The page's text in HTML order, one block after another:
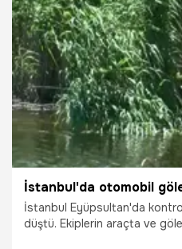
14.07.2026 Gündem
İstanbul Eyüpsultan'da
düştü. Ekiplerin araçta ve